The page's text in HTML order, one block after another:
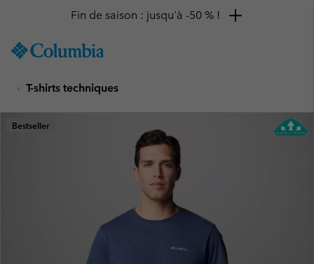
TO
SKIP
MAIN
NAV
Fin de saison : jusqu'à -50 % !
T-shirts techniques
Bestseller